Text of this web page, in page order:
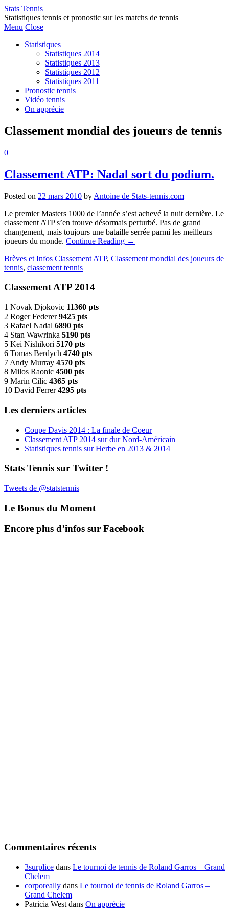
Stats Tennis
Statistiques tennis et pronostic sur les matchs de tennis
Menu Close
Statistiques
Statistiques 2014
Statistiques 2013
Statistiques 2012
Statistiques 2011
Pronostic tennis
Vidéo tennis
On apprécie
Classement mondial des joueurs de tennis
0
Classement ATP: Nadal sort du podium.
Posted on 22 mars 2010 by Antoine de Stats-tennis.com
Le premier Masters 1000 de l’année s’est achevé la nuit dernière. Le
classement ATP s’en trouve désormais perturbé. Pas de grand
changement, mais toujours une bataille serrée parmi les meilleurs
joueurs du monde. Continue Reading →
Brèves et Infos Classement ATP, Classement mondial des joueurs de
tennis, classement tennis
Classement ATP 2014
1 Novak Djokovic 11360 pts
2 Roger Federer9425 pts
3 Rafael Nadal 6890 pts
4 Stan Wawrinka 5190 pts
5 Kei Nishikori 5170 pts
6 Tomas Berdych 4740 pts
7 Andy Murray 4570 pts
8 Milos Raonic 4500 pts
9 Marin Cilic 4365 pts
10 David Ferrer4295 pts
Les derniers articles
Coupe Davis 2014 : La finale de Coeur
Classement ATP 2014 sur dur Nord-Américain
Statistiques tennis sur Herbe en 2013 & 2014
Stats Tennis sur Twitter !
Tweets de @statstennis
Le Bonus du Moment
Encore plus d’infos sur Facebook
Commentaires récents
3surplice dans Le tournoi de tennis de Roland Garros – Grand
Chelem
corporeally dans Le tournoi de tennis de Roland Garros –
Grand Chelem
Patricia West dans On apprécie